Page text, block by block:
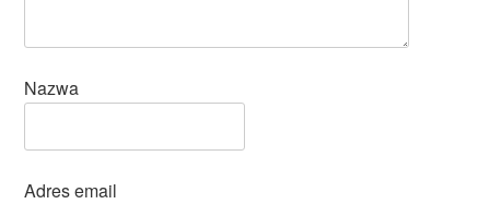
Nazwa
Adres email